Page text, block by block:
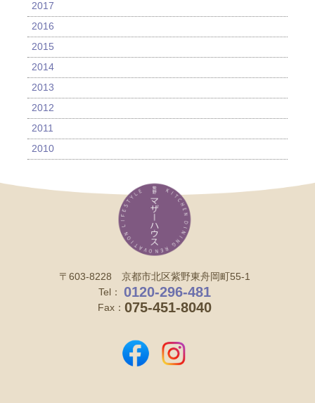
2017
2016
2015
2014
2013
2012
2011
2010
〒603-8228 京都市北区紫野東舟岡町55-1
Tel：
0120-296-481
Fax： 075-451-8040